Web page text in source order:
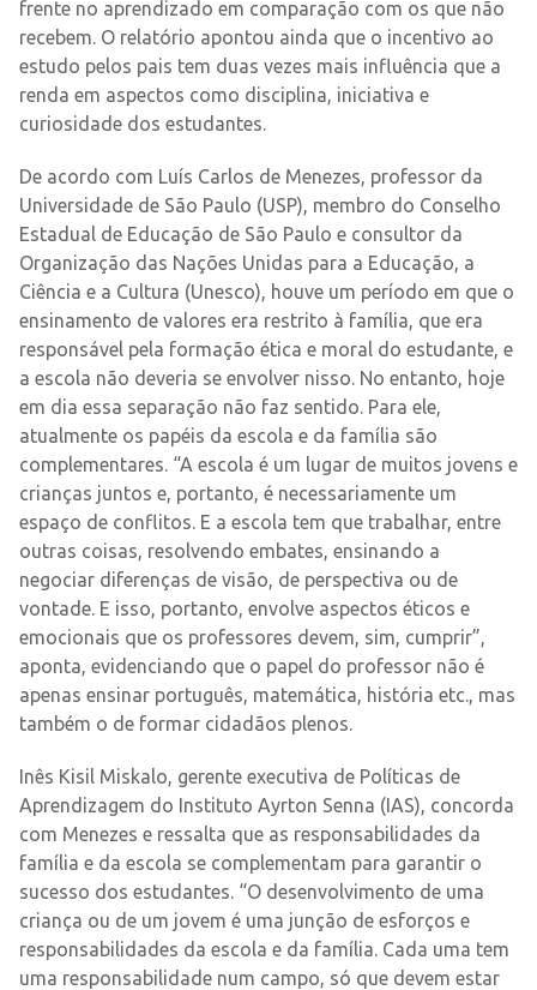
frente no aprendizado em comparação com os que não
recebem. O relatório apontou ainda que o incentivo ao
estudo pelos pais tem duas vezes mais influência que a
renda em aspectos como disciplina, iniciativa e
curiosidade dos estudantes.
De acordo com Luís Carlos de Menezes, professor da
Universidade de São Paulo (USP), membro do Conselho
Estadual de Educação de São Paulo e consultor da
Organização das Nações Unidas para a Educação, a
Ciência e a Cultura (Unesco), houve um período em que o
ensinamento de valores era restrito à família, que era
responsável pela formação ética e moral do estudante, e
a escola não deveria se envolver nisso. No entanto, hoje
em dia essa separação não faz sentido. Para ele,
atualmente os papéis da escola e da família são
complementares. “A escola é um lugar de muitos jovens e
crianças juntos e, portanto, é necessariamente um
espaço de conflitos. E a escola tem que trabalhar, entre
outras coisas, resolvendo embates, ensinando a
negociar diferenças de visão, de perspectiva ou de
vontade. E isso, portanto, envolve aspectos éticos e
emocionais que os professores devem, sim, cumprir”,
aponta, evidenciando que o papel do professor não é
apenas ensinar português, matemática, história etc., mas
também o de formar cidadãos plenos.
Inês Kisil Miskalo, gerente executiva de Políticas de
Aprendizagem do Instituto Ayrton Senna (IAS), concorda
com Menezes e ressalta que as responsabilidades da
família e da escola se complementam para garantir o
sucesso dos estudantes. “O desenvolvimento de uma
criança ou de um jovem é uma junção de esforços e
responsabilidades da escola e da família. Cada uma tem
uma responsabilidade num campo, só que devem estar